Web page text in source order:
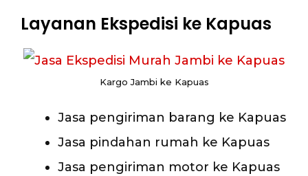
Layanan Ekspedisi ke Kapuas
Kargo Jambi ke Kapuas
Jasa pengiriman barang ke Kapuas
Jasa pindahan rumah ke Kapuas
Jasa pengiriman motor ke Kapuas